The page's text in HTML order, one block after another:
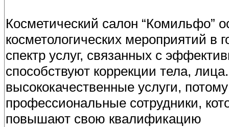
Косметический салон “Комильфо”
косметологических мероприятий
спектр услуг, связанных с
способствуют коррекции тела,
высококачественные услуги,
профессиональные сотрудники,
повышают свою квалификацию